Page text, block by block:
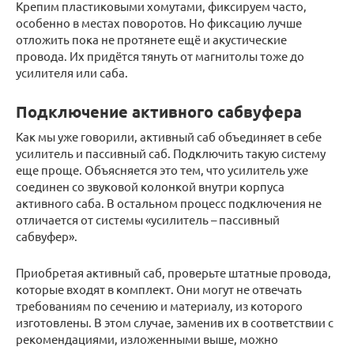
Крепим пластиковыми хомутами, фиксируем часто,
особенно в местах поворотов. Но фиксацию лучше
отложить пока не протянете ещё и акустические
провода. Их придётся тянуть от магнитолы тоже до
усилителя или саба.
Подключение активного сабвуфера
Как мы уже говорили, активный саб объединяет в себе
усилитель и пассивный саб. Подключить такую систему
еще проще. Объясняется это тем, что усилитель уже
соединен со звуковой колонкой внутри корпуса
активного саба. В остальном процесс подключения не
отличается от системы «усилитель – пассивный
сабвуфер».
Приобретая активный саб, проверьте штатные провода,
которые входят в комплект. Они могут не отвечать
требованиям по сечению и материалу, из которого
изготовлены. В этом случае, заменив их в соответствии с
рекомендациями, изложенными выше, можно